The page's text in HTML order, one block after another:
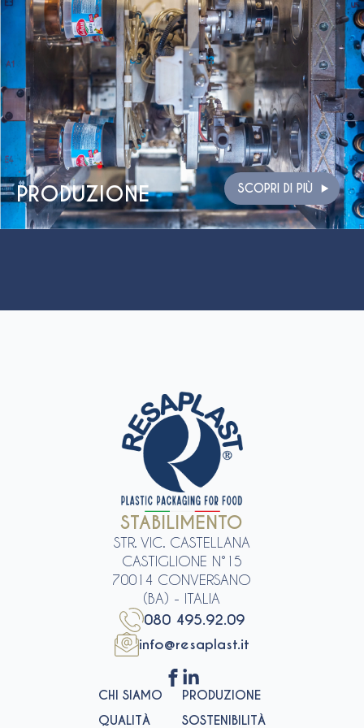
PRODUZIONE SCOPRI DI PIÙ
STABILIMENTO
STR. VIC. CASTELLANA
CASTIGLIONE N°15
70014 CONVERSANO
(BA) - ITALIA
080 495.92.09
info@resaplast.it
CHI SIAMO
PRODUZIONE
QUALITÀ
SOSTENIBILITÀ